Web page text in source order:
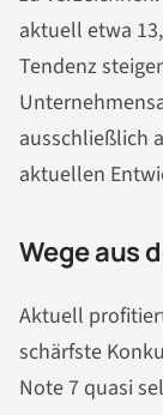
aktuell etwa
Tendenz
ausschließlich
aktuellen
Wege aus
Aktuell
schärfste
Note 7 quasi